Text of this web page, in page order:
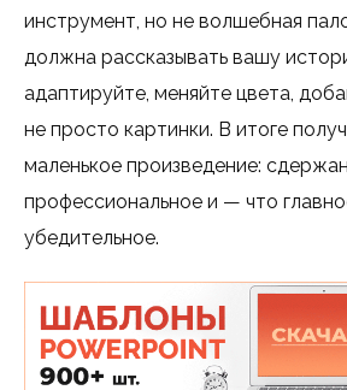
инструмент, но не волшебная
должна рассказывать вашу
адаптируйте, меняйте цвета,
не просто картинки. В итоге
маленькое произведение:
профессиональное и — что
убедительное.